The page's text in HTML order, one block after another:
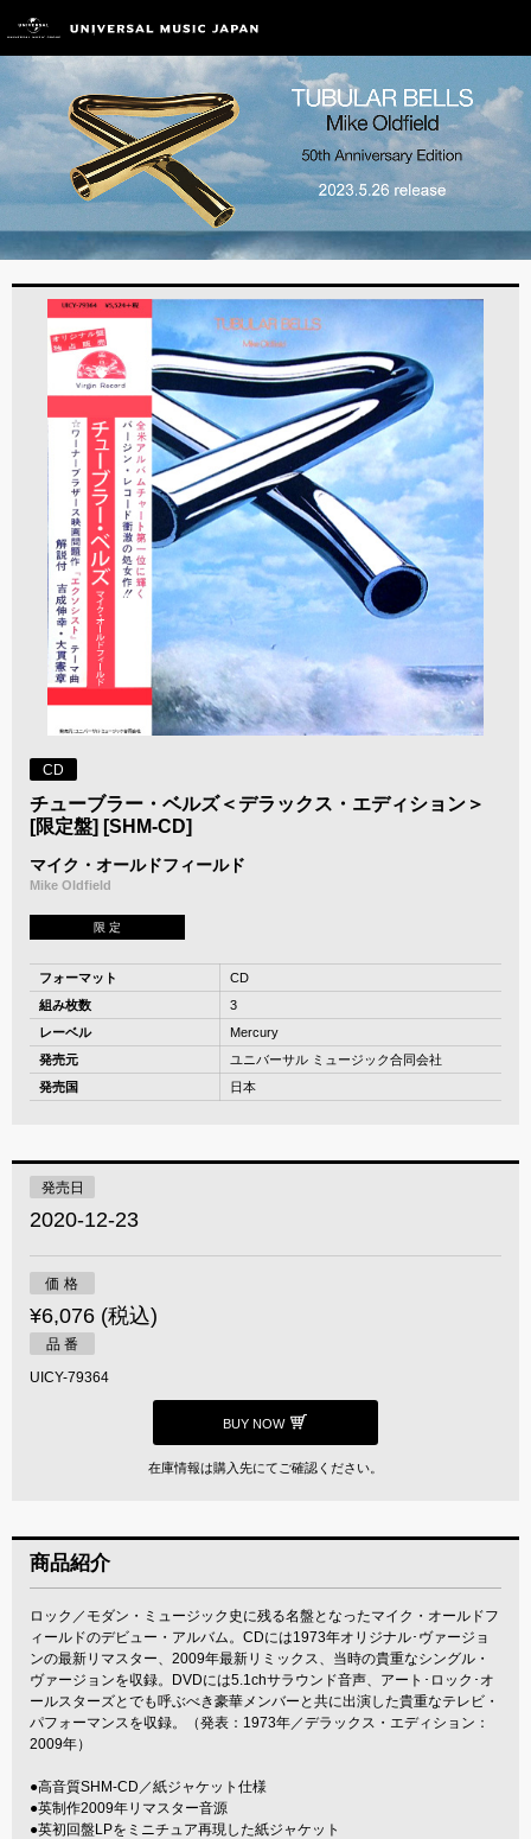
CD
チューブラー・ベルズ＜デラックス・エディション＞
[限定盤] [SHM-CD]
マイク・オールドフィールド
Mike Oldfield
限 定
フォーマット
CD
組み枚数
3
レーベル
Mercury
発売元
ユニバーサル ミュージック合同会社
発売国
日本
発売日
2020-12-23
価 格
¥6,076 (税込)
品 番
UICY-79364
BUY NOW
在庫情報は購入先にてご確認ください。
商品紹介
ロック／モダン・ミュージック史に残る名盤となったマイク・オールドフ
ィールドのデビュー・アルバム。CDには1973年オリジナル･ヴァージョ
ンの最新リマスター、2009年最新リミックス、当時の貴重なシングル・
ヴァージョンを収録。DVDには5.1chサラウンド音声、アート･ロック･オ
ールスターズとでも呼ぶべき豪華メンバーと共に出演した貴重なテレビ・
パフォーマンスを収録。（発表：1973年／デラックス・エディション：
2009年）
●高音質SHM-CD／紙ジャケット仕様
●英制作2009年リマスター音源
●英初回盤LPをミニチュア再現した紙ジャケット